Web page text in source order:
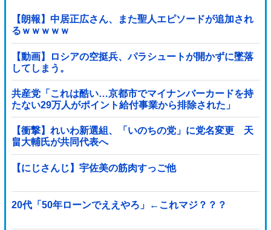
【朗報】中居正広さん、また聖人エピソードが追加され
るｗｗｗｗｗ
【動画】ロシアの空挺兵、パラシュートが開かずに墜落
してしまう。
共産党「これは酷い…京都市でマイナンバーカードを持
たない29万人がポイント給付事業から排除された」
【衝撃】れいわ新選組、「いのちの党」に党名変更 天
畠大輔氏が共同代表へ
【にじさんじ】宇佐美の筋肉すっご他
20代「50年ローンでええやろ」←これマジ？？？